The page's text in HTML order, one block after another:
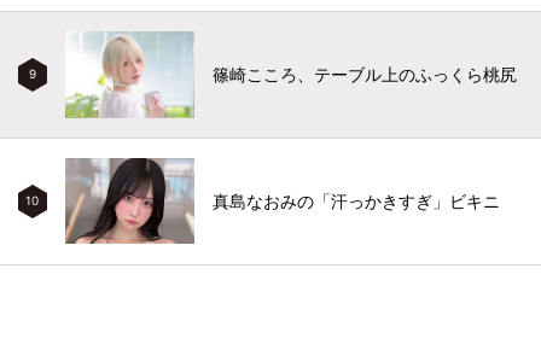
9 篠崎こころ、テーブル上のふっくら桃尻
10 真島なおみの「汗っかきすぎ」ビキニ